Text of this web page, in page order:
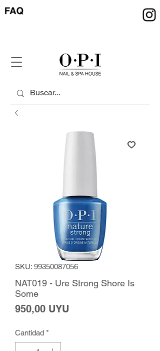
SKU: 99350087056
NAT019 - Ure Strong Shore Is
Some
950,00 UYU
Cantidad *